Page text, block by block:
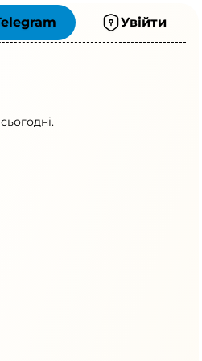
Увійти